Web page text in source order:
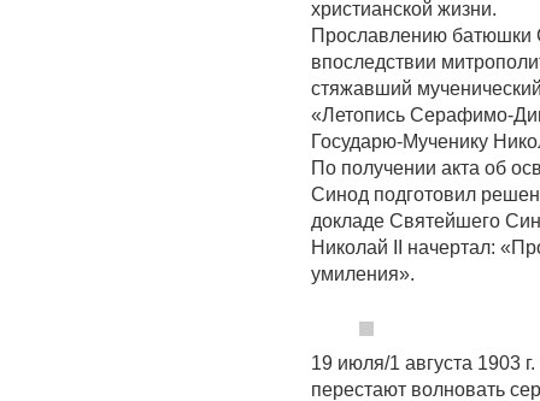
христианской жизни.
Прославлению батюшки
впоследствии
стяжавший
«Летопись Серафимо-
Государю-Мученику
По получении акта об
Синод подготовил
докладе Святейшего
Николай II начертал:
умиления».
19 июля/1 августа 1903
перестают волновать